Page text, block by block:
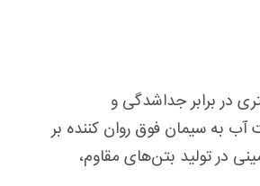
در برابر جداشدگی و
به سیمان فوق روان کننده بر
در تولید بتن‌های مقاوم،